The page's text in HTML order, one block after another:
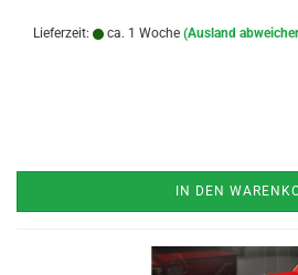
Lieferzeit: ca. 1 Woche (Ausland
IN DEN